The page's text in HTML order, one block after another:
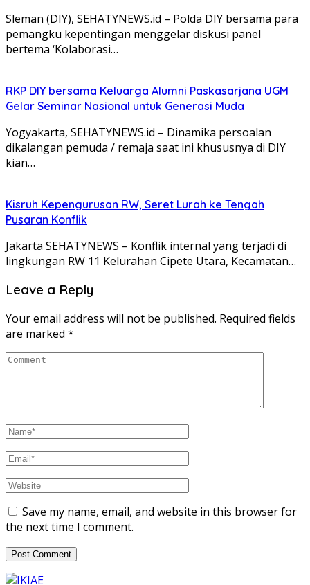
Sleman (DIY), SEHATYNEWS.id – Polda DIY bersama para
pemangku kepentingan menggelar diskusi panel
bertema ‘Kolaborasi…
RKP DIY bersama Keluarga Alumni Paskasarjana UGM
Gelar Seminar Nasional untuk Generasi Muda
Yogyakarta, SEHATYNEWS.id – Dinamika persoalan
dikalangan pemuda / remaja saat ini khususnya di DIY
kian…
Kisruh Kepengurusan RW, Seret Lurah ke Tengah
Pusaran Konflik
Jakarta SEHATYNEWS – Konflik internal yang terjadi di
lingkungan RW 11 Kelurahan Cipete Utara, Kecamatan…
Leave a Reply
Your email address will not be published. Required fields
are marked *
Save my name, email, and website in this browser for
the next time I comment.